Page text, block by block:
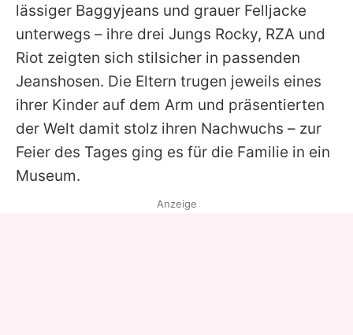
lässiger Baggyjeans und grauer Felljacke
unterwegs – ihre drei Jungs Rocky, RZA und
Riot zeigten sich stilsicher in passenden
Jeanshosen. Die Eltern trugen jeweils eines
ihrer Kinder auf dem Arm und präsentierten
der Welt damit stolz ihren Nachwuchs – zur
Feier des Tages ging es für die Familie in ein
Museum.
Anzeige